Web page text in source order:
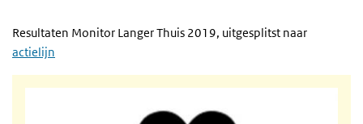
Resultaten Monitor Langer Thuis 2019, uitgesplitst naar
actielijn